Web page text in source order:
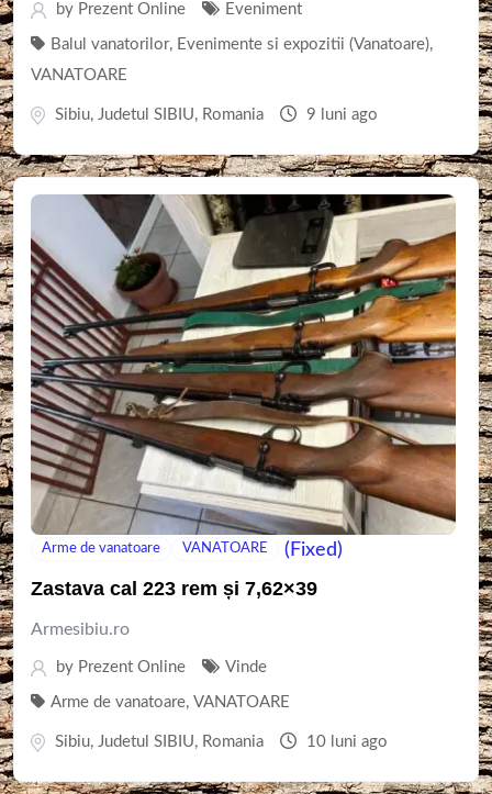
by Prezent Online Eveniment
Balul vanatorilor, Evenimente si expozitii (Vanatoare),
VANATOARE
Sibiu, Judetul SIBIU, Romania 9 luni ago
Arme de vanatoare VANATOARE (Fixed)
Zastava cal 223 rem și 7,62×39
Armesibiu.ro
by Prezent Online Vinde
Arme de vanatoare, VANATOARE
Sibiu, Judetul SIBIU, Romania 10 luni ago